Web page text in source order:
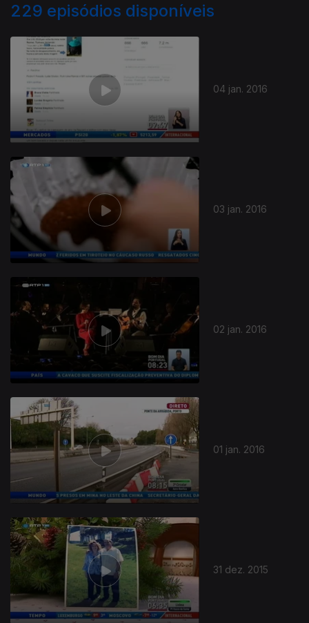
229 episódios disponíveis
04 jan. 2016
03 jan. 2016
02 jan. 2016
01 jan. 2016
31 dez. 2015